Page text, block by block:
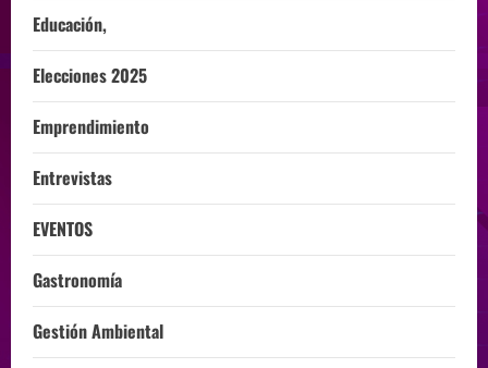
Educación,
Elecciones 2025
Emprendimiento
Entrevistas
EVENTOS
Gastronomía
Gestión Ambiental